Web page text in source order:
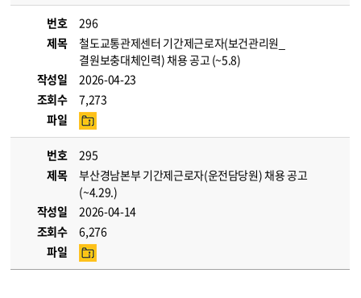
번호
296
제목
철도교통관제센터 기간제근로자(보건관리원_
결원보충대체인력) 채용 공고 (~5.8)
작성일
2026-04-23
조회수
7,273
파일
번호
295
제목
부산경남본부 기간제근로자(운전담당원) 채용 공고
(~4.29.)
작성일
2026-04-14
조회수
6,276
파일